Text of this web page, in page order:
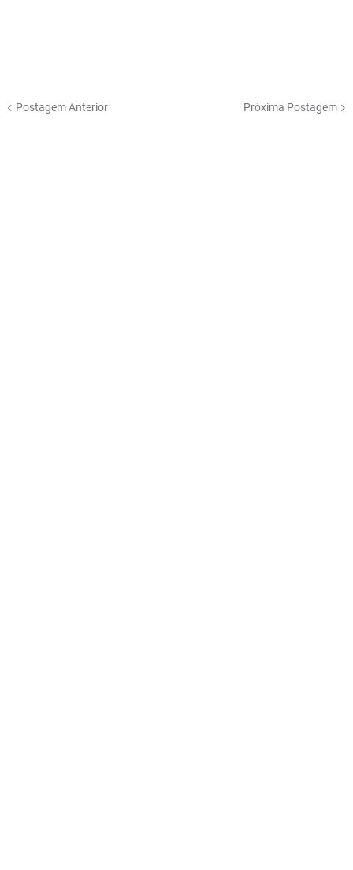
Postagem Anterior Próxima Postagem